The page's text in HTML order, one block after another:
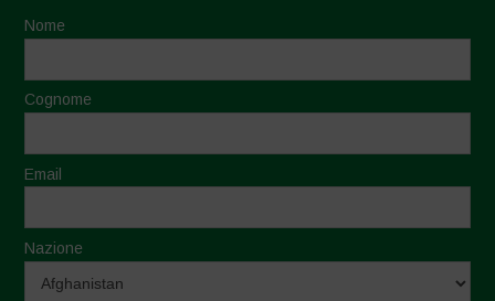
Nome
Cognome
Email
Nazione